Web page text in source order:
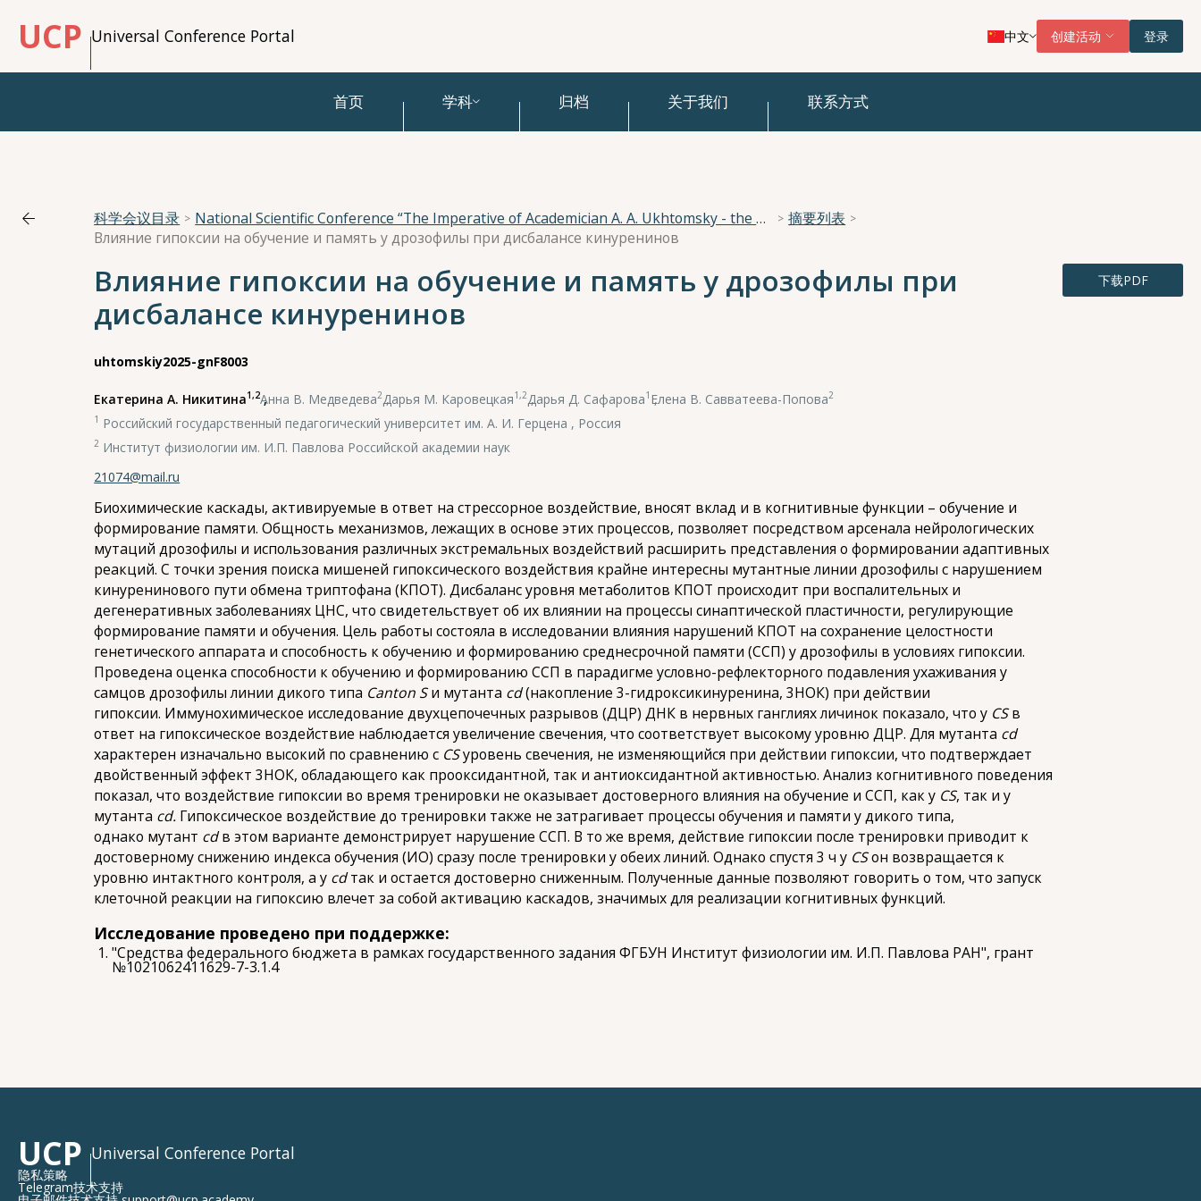
UCP Universal Conference Portal 中文 创建活动 登录
首页 学科 归档 关于我们 联系方式
科学会议目录 National Scientific Conference “The Imperative of Academician A. A. Ukhtomsky - the Brain and its Self-Cognition”
摘要列表
Влияние гипоксии на обучение и память у дрозофилы при дисбалансе кинуренинов
Влияние гипоксии на обучение и память у дрозофилы при
дисбалансе кинуренинов
uhtomskiy2025-gnF8003
Екатерина А. Никитина1,2,
Анна В. Медведева2,
Дарья М. Каровецкая1,2,
Дарья Д. Сафарова1 ,
Елена В. Савватеева-Попова2
1 Российский государственный педагогический университет им. А. И. Герцена , Россия
2 Институт физиологии им. И.П. Павлова Российской академии наук
21074@mail.ru
Биохимические каскады, активируемые в ответ на стрессорное воздействие, вносят вклад и в когнитивные функции – обучение и
формирование памяти. Общность механизмов, лежащих в основе этих процесcов, позволяет посредством арсенала нейрологических
мутаций дрозофилы и использования различных экстремальных воздействий расширить представления о формировании адаптивных
реакций. С точки зрения поиска мишеней гипоксического воздействия крайне интересны мутантные линии дрозофилы с нарушением
кинуренинового пути обмена триптофана (КПОТ). Дисбаланс уровня метаболитов КПОТ происходит при воспалительных и
дегенеративных заболеваниях ЦНС, что свидетельствует об их влиянии на процессы синаптической пластичности, регулирующие
формирование памяти и обучения. Цель работы состояла в исследовании влияния нарушений КПОТ на сохранение целостности
генетического аппарата и способность к обучению и формированию среднесрочной памяти (ССП) у дрозофилы в условиях гипоксии.
Проведена оценка способности к обучению и формированию ССП в парадигме условно-рефлекторного подавления ухаживания у
самцов дрозофилы линии дикого типа Canton Sи мутанта cd(накопление 3-гидроксикинуренина, 3НОК) при действии
гипоксии. Иммунохимическое исследование двухцепочечных разрывов (ДЦР) ДНК в нервных ганглиях личинок показало, что у CSв
ответ на гипоксическое воздействие наблюдается увеличение свечения, что соответствует высокому уровню ДЦР. Для мутанта cd
характерен изначально высокий по сравнению с CSуровень свечения, не изменяющийся при действии гипоксии, что подтверждает
двойственный эффект 3НОК, обладающего как прооксидантной, так и антиоксидантной активностью. Анализ когнитивного поведения
показал, что воздействие гипоксии во время тренировки не оказывает достоверного влияния на обучение и ССП, как у CS, так и у
мутанта cd. Гипоксическое воздействие до тренировки также не затрагивает процессы обучения и памяти у дикого типа,
однако мутант cdв этом варианте демонстрирует нарушение ССП. В то же время, действие гипоксии после тренировки приводит к
достоверному снижению индекса обучения (ИО) сразу после тренировки у обеих линий. Однако спустя 3 ч у CSон возвращается к
уровню интактного контроля, а у cdтак и остается достоверно сниженным. Полученные данные позволяют говорить о том, что запуск
клеточной реакции на гипоксию влечет за собой активацию каскадов, значимых для реализации когнитивных функций.
Исследование проведено при поддержке:
"Средства федерального бюджета в рамках государственного задания ФГБУН Институт физиологии им. И.П. Павлова РАН", грант
№1021062411629-7-3.1.4
下载PDF
UCP Universal Conference Portal
隐私策略
Telegram技术支持